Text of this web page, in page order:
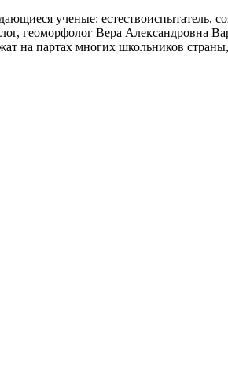
ученые: естествоиспытатель,
геоморфолог Вера Александровна
на партах многих школьников